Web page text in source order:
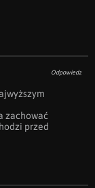
Odpowiedz
zachować
przed